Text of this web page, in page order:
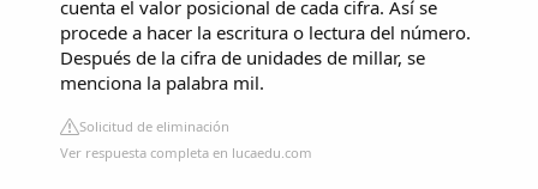
cuenta el valor posicional de cada cifra. Así se
procede a hacer la escritura o lectura del número.
Después de la cifra de unidades de millar, se
menciona la palabra mil.
Solicitud de eliminación
Ver respuesta completa en lucaedu.com